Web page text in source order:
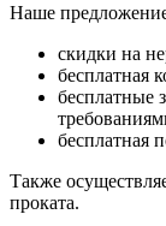
Наше
скидки на
бесплатная
бесплатные
бесплатная
Также
проката.